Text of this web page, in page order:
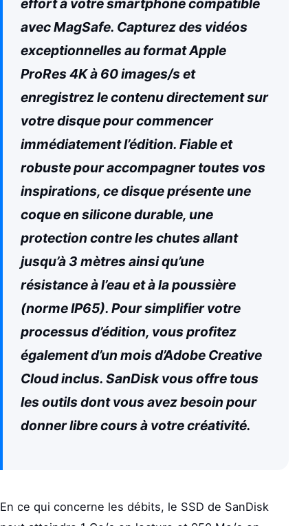
avec MagSafe. Capturez des vidéos
exceptionnelles au format Apple
ProRes 4K à 60 images/s et
enregistrez le contenu directement sur
votre disque pour commencer
immédiatement l’édition. Fiable et
robuste pour accompagner toutes vos
inspirations, ce disque présente une
coque en silicone durable, une
protection contre les chutes allant
jusqu’à 3 mètres ainsi qu’une
résistance à l’eau et à la poussière
(norme IP65). Pour simplifier votre
processus d’édition, vous profitez
également d’un mois d’Adobe Creative
Cloud inclus. SanDisk vous offre tous
les outils dont vous avez besoin pour
donner libre cours à votre créativité.
En ce qui concerne les débits, le SSD de SanDisk